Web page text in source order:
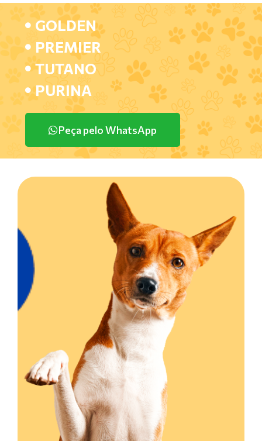
GOLDEN
PREMIER
TUTANO
PURINA
Peça pelo WhatsApp